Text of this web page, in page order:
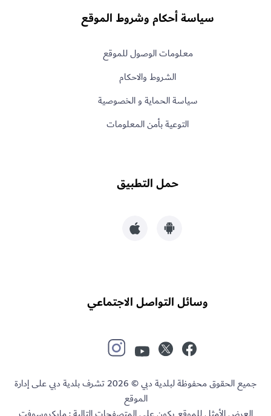
سياسة أحكام وشروط الموقع
معـلومات الوصول للموقع
الشروط والاحكام
سياسة الحماية و الخصوصية
التوعية بأمن المعلومات
حمل التطبيق
وسائل التواصل الاجتماعي
جميع الحقوق محفوظة لبلدية دبي © 2026 تشرف بلدية دبي على إدارة
الموقع